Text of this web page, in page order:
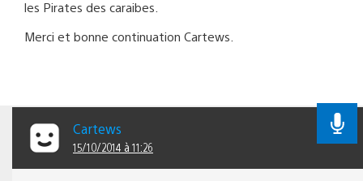
les Pirates des caraibes.
Merci et bonne continuation Cartews.
Cartews
15/10/2014 à 11:26